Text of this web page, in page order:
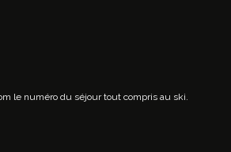
le numéro du séjour tout compris au ski.